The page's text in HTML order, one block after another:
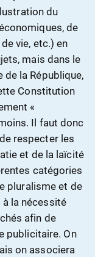
du
de
vie, etc.) en
mais dans le
la République,
Constitution
«
Il faut donc
respecter les
et de la laïcité
catégories
pluralisme et de
la nécessité
afin de
publicitaire. On
on associera